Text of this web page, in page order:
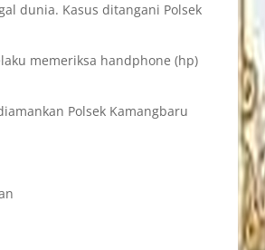
dunia. Kasus ditangani Polsek
memeriksa handphone (hp)
Polsek Kamangbaru